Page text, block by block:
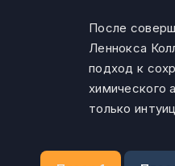
После
Леннокса
подход к
химического
только